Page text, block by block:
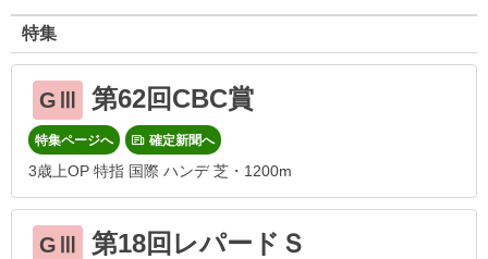
特集
GⅢ 第62回CBC賞
特集ページへ 確定新聞へ
3歳上OP 特指 国際 ハンデ 芝・1200m
GⅢ 第18回レパードＳ